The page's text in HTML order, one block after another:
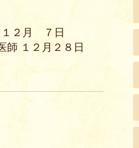
１２月 ７日
師 １２月２８日